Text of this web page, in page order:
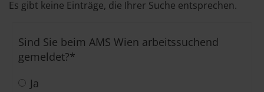
Es gibt keine Einträge, die Ihrer Suche entsprechen.
Sind Sie beim AMS Wien arbeitssuchend
gemeldet?*
Ja
Beschäftigung
FAIRmittlung
KI-Manifest
Ergebnisse
JobImpuls
Zeiterfassung